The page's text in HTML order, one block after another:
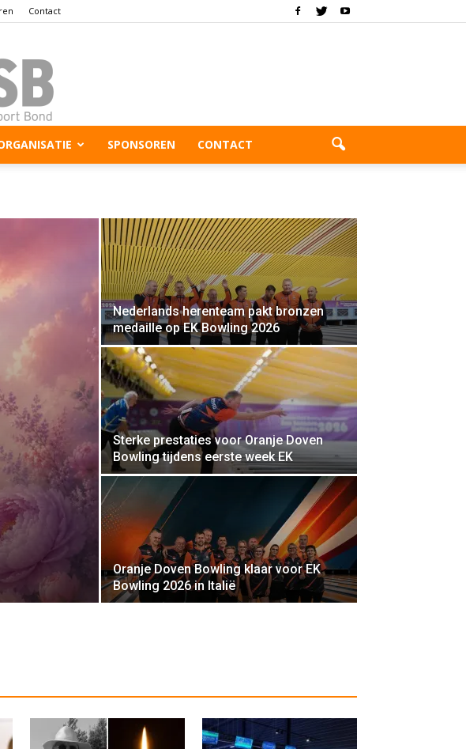
Contact
SPONSOREN CONTACT
Nederlands herenteam pakt bronzen
medaille op EK Bowling 2026
Sterke prestaties voor Oranje Doven
Bowling tijdens eerste week EK
Oranje Doven Bowling klaar voor EK
Bowling 2026 in Italië